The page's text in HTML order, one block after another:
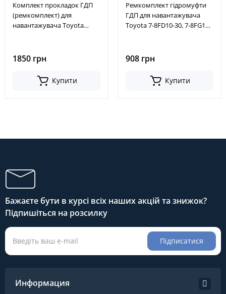
Комплект прокладок ГДП
(ремкомплект) для
навантажувача Toyota
7FGN15-30, після 11.2002
року випуску, 10 -71, 04321-
U2010-71, 043212083171,
043212083071,
1850 грн
Купити
Ремкомплект гідромуфти
ГДП для навантажувача
Toyota 7-8FD10-30, 7-8FG10-
ATF22203A0086A
908 грн
Купити
Бажаєте бути в курсі всіх наших акцій та знижок?
Підпишіться на розсилку
Підписатися
Информация